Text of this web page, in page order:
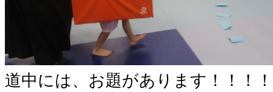
道中には、お題があります！！！！